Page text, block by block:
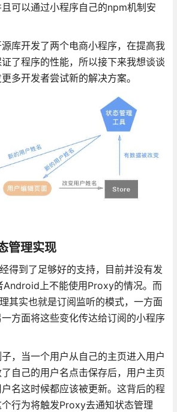
可以通过小程序自己的npm机制安
库开发了两个电商小程序，在提高我
了程序的性能，所以接下来我想谈谈
多开发者尝试新的解决方案。
管理实现
得到了足够好的支持，目前并没有发
Android上不能使用Proxy的情况。而
其实也就是订阅监听的模式，一方面
方面将这些变化传达给订阅的小程序
，当一个用户从自己的主页进入用户
自己的用户名点击保存后，用户主页
名这时候都应该被更新。这背后的程
行为将触发Proxy去通知状态管理